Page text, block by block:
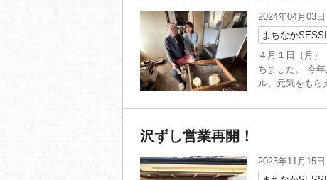
2024年04月03日
まちなか
４月１日（月
ちました。 今
ル、元気をもら
沢ずし営業再開！
2023年11月15日